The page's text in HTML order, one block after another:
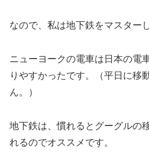
なので、私は地下鉄をマスター
ニューヨークの電車は日本の電
りやすかったです。（平日に移
ん。）
地下鉄は、慣れるとグーグルの
れるのでオススメです。